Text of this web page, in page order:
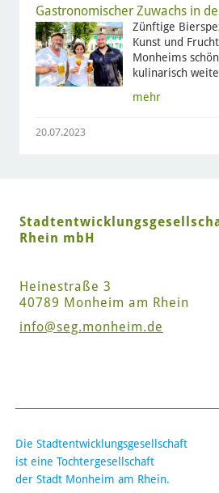
Gastronomischer Zuwachs in
Zünftige
Kunst und
Monheims
kulinarisch
mehr
20.07.2023
Rhein mbH
Heinestraße 3
40789 Monheim am Rhein
info@seg.monheim.de
Die Stadtentwicklungsgesellschaft
ist eine Tochtergesellschaft
der Stadt Monheim am Rhein.